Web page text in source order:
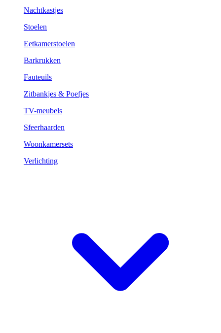
Nachtkastjes
Stoelen
Eetkamerstoelen
Barkrukken
Fauteuils
Zitbankjes & Poefjes
TV-meubels
Sfeerhaarden
Woonkamersets
Verlichting